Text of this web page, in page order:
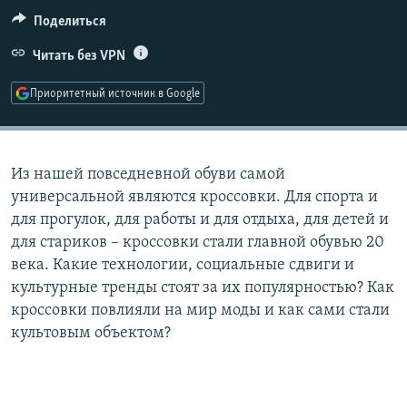
Поделиться
Читать без VPN
Приоритетный источник в Google
Из нашей повседневной обуви самой
универсальной являются кроссовки. Для спорта и
для прогулок, для работы и для отдыха, для детей и
для стариков – кроссовки стали главной обувью 20
века. Какие технологии, социальные сдвиги и
культурные тренды стоят за их популярностью? Как
кроссовки повлияли на мир моды и как сами стали
культовым объектом?